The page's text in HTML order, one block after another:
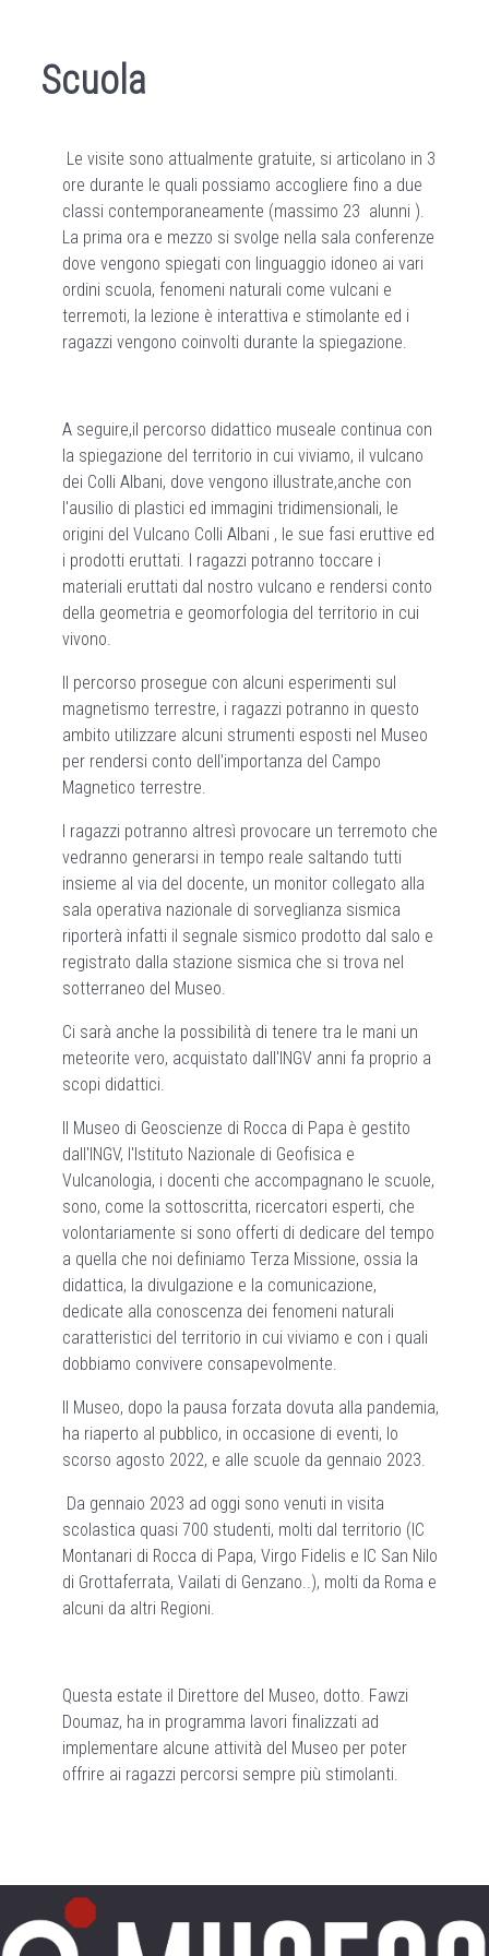
Scuola
Le visite sono attualmente gratuite, si articolano in 3
ore durante le quali possiamo accogliere fino a due
classi contemporaneamente (massimo 23 alunni ).
La prima ora e mezzo si svolge nella sala conferenze
dove vengono spiegati con linguaggio idoneo ai vari
ordini scuola, fenomeni naturali come vulcani e
terremoti, la lezione è interattiva e stimolante ed i
ragazzi vengono coinvolti durante la spiegazione.
A seguire,il percorso didattico museale continua con
la spiegazione del territorio in cui viviamo, il vulcano
dei Colli Albani, dove vengono illustrate,anche con
l'ausilio di plastici ed immagini tridimensionali, le
origini del Vulcano Colli Albani , le sue fasi eruttive ed
i prodotti eruttati. I ragazzi potranno toccare i
materiali eruttati dal nostro vulcano e rendersi conto
della geometria e geomorfologia del territorio in cui
vivono.
Il percorso prosegue con alcuni esperimenti sul
magnetismo terrestre, i ragazzi potranno in questo
ambito utilizzare alcuni strumenti esposti nel Museo
per rendersi conto dell'importanza del Campo
Magnetico terrestre.
I ragazzi potranno altresì provocare un terremoto che
vedranno generarsi in tempo reale saltando tutti
insieme al via del docente, un monitor collegato alla
sala operativa nazionale di sorveglianza sismica
riporterà infatti il segnale sismico prodotto dal salo e
registrato dalla stazione sismica che si trova nel
sotterraneo del Museo.
Ci sarà anche la possibilità di tenere tra le mani un
meteorite vero, acquistato dall'INGV anni fa proprio a
scopi didattici.
Il Museo di Geoscienze di Rocca di Papa è gestito
dall'INGV, l'Istituto Nazionale di Geofisica e
Vulcanologia, i docenti che accompagnano le scuole,
sono, come la sottoscritta, ricercatori esperti, che
volontariamente si sono offerti di dedicare del tempo
a quella che noi definiamo Terza Missione, ossia la
didattica, la divulgazione e la comunicazione,
dedicate alla conoscenza dei fenomeni naturali
caratteristici del territorio in cui viviamo e con i quali
dobbiamo convivere consapevolmente.
Il Museo, dopo la pausa forzata dovuta alla pandemia,
ha riaperto al pubblico, in occasione di eventi, lo
scorso agosto 2022, e alle scuole da gennaio 2023.
Da gennaio 2023 ad oggi sono venuti in visita
scolastica quasi 700 studenti, molti dal territorio (IC
Montanari di Rocca di Papa, Virgo Fidelis e IC San Nilo
di Grottaferrata, Vailati di Genzano..), molti da Roma e
alcuni da altri Regioni.
Questa estate il Direttore del Museo, dotto. Fawzi
Doumaz, ha in programma lavori finalizzati ad
implementare alcune attività del Museo per poter
offrire ai ragazzi percorsi sempre più stimolanti.